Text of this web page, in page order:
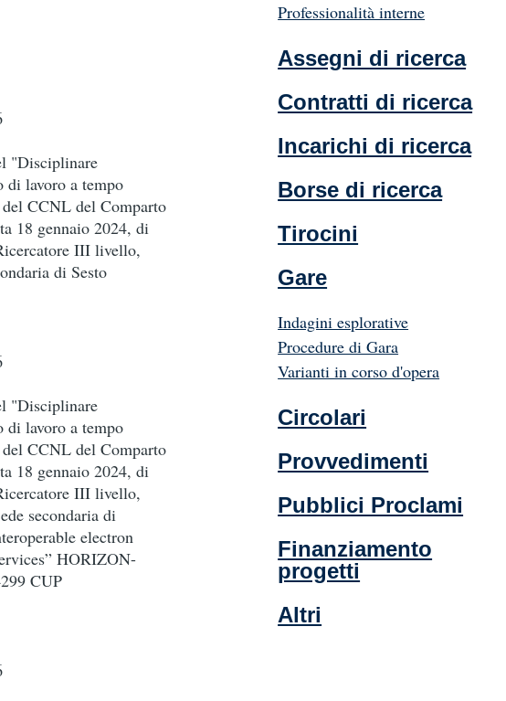
"Disciplinare
di lavoro a tempo
CCNL del Comparto
18 gennaio 2024, di
III livello,
di Sesto
"Disciplinare
di lavoro a tempo
CCNL del Comparto
18 gennaio 2024, di
III livello,
secondaria di
electron
HORIZON-
CUP
Professionalità interne
Assegni di ricerca
Contratti di ricerca
Incarichi di ricerca
Borse di ricerca
Tirocini
Gare
Indagini esplorative
Procedure di Gara
Varianti in corso d'opera
Circolari
Provvedimenti
Pubblici Proclami
Finanziamento
progetti
Altri